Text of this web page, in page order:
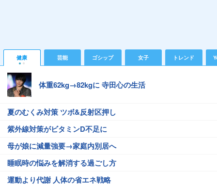
健康 芸能 ゴシップ 女子 トレンド
体重62kg→82kgに 寺田心の生活
夏のむくみ対策 ツボ&反射区押し
紫外線対策がビタミンD不足に
母が娘に減量強要→家庭内別居へ
睡眠時の悩みを解消する過ごし方
運動より代謝 人体の省エネ戦略